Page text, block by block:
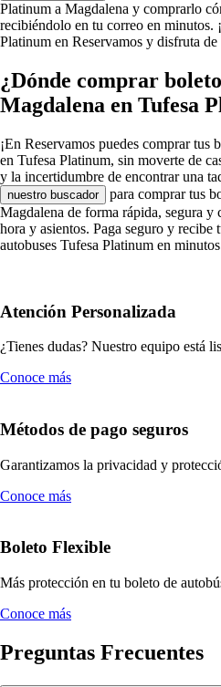
Platinum a Magdalena y comprarlo
recibiéndolo en tu correo en minutos.
Platinum en Reservamos y disfruta
¿Dónde comprar
Magdalena en Tufesa
¡En Reservamos puedes comprar tus
en Tufesa Platinum, sin moverte de
y la incertidumbre de encontrar una
nuestro buscador
para comprar tus
Magdalena de forma rápida, segura y
hora y asientos. Paga seguro y recibe
autobuses Tufesa Platinum en
Atención Personalizada
¿Tienes dudas? Nuestro equipo está
Conoce más
Métodos de pago seguros
Garantizamos la privacidad y
Conoce más
Boleto Flexible
Más protección en tu boleto de
Conoce más
Preguntas Frecuentes